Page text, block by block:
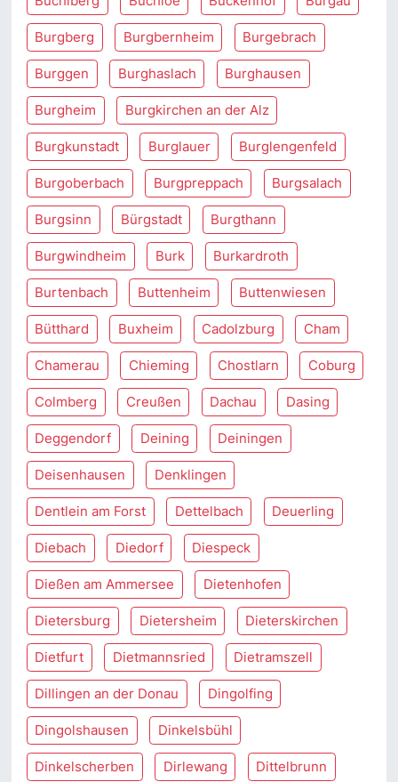
Burgberg Burgbernheim Burgebrach
Burggen Burghaslach Burghausen
Burgheim Burgkirchen an der Alz
Burgkunstadt Burglauer Burglengenfeld
Burgoberbach Burgpreppach Burgsalach
Burgsinn Bürgstadt Burgthann
Burgwindheim Burk Burkardroth
Burtenbach Buttenheim Buttenwiesen
Bütthard Buxheim Cadolzburg Cham
Chamerau Chieming Chostlarn Coburg
Colmberg Creußen Dachau Dasing
Deggendorf Deining Deiningen
Deisenhausen Denklingen
Dentlein am Forst Dettelbach Deuerling
Diebach Diedorf Diespeck
Dießen am Ammersee Dietenhofen
Dietersburg Dietersheim Dieterskirchen
Dietfurt Dietmannsried Dietramszell
Dillingen an der Donau Dingolfing
Dingolshausen Dinkelsbühl
Dinkelscherben Dirlewang Dittelbrunn